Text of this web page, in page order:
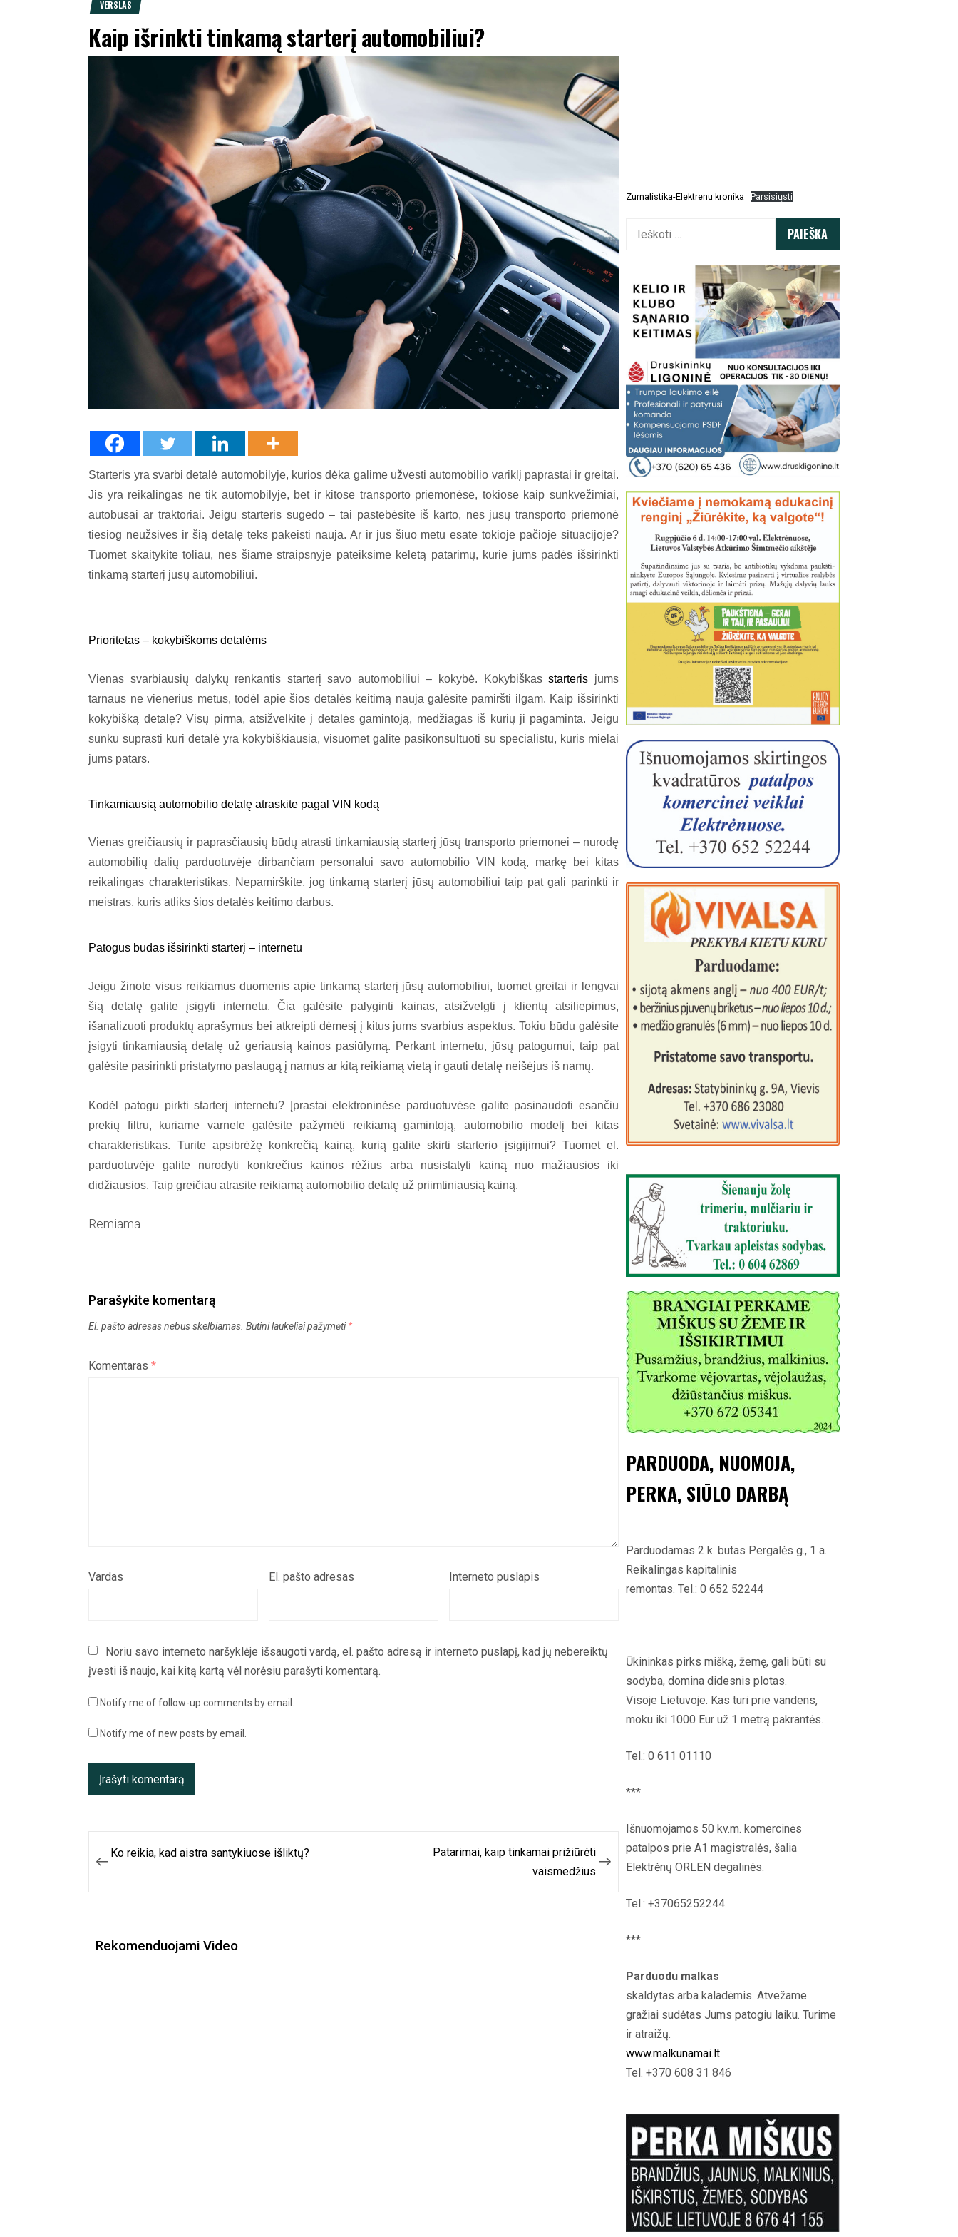
VERSLAS
Kaip išrinkti tinkamą starterį automobiliui?
Starteris yra svarbi detalė automobilyje, kurios dėka galime užvesti automobilio variklį paprastai ir greitai.
Jis yra reikalingas ne tik automobilyje, bet ir kitose transporto priemonėse, tokiose kaip sunkvežimiai,
autobusai ar traktoriai. Jeigu starteris sugedo – tai pastebėsite iš karto, nes jūsų transporto priemonė
tiesiog neužsives ir šią detalę teks pakeisti nauja. Ar ir jūs šiuo metu esate tokioje pačioje situacijoje?
Tuomet skaitykite toliau, nes šiame straipsnyje pateiksime keletą patarimų, kurie jums padės išsirinkti
tinkamą starterį jūsų automobiliui.
Prioritetas – kokybiškoms detalėms
Vienas svarbiausių dalykų renkantis starterį savo automobiliui – kokybė. Kokybiškasstarteris jums
tarnaus ne vienerius metus, todėl apie šios detalės keitimą nauja galėsite pamiršti ilgam. Kaip išsirinkti
kokybišką detalę? Visų pirma, atsižvelkite į detalės gamintoją, medžiagas iš kurių ji pagaminta. Jeigu
sunku suprasti kuri detalė yra kokybiškiausia, visuomet galite pasikonsultuoti su specialistu, kuris mielai
jums patars.
Tinkamiausią automobilio detalę atraskite pagal VIN kodą
Vienas greičiausių ir paprasčiausių būdų atrasti tinkamiausią starterį jūsų transporto priemonei – nurodę
automobilių dalių parduotuvėje dirbančiam personalui savo automobilio VIN kodą, markę bei kitas
reikalingas charakteristikas. Nepamirškite, jog tinkamą starterį jūsų automobiliui taip pat gali parinkti ir
meistras, kuris atliks šios detalės keitimo darbus.
Patogus būdas išsirinkti starterį – internetu
Jeigu žinote visus reikiamus duomenis apie tinkamą starterį jūsų automobiliui, tuomet greitai ir lengvai
šią detalę galite įsigyti internetu. Čia galėsite palyginti kainas, atsižvelgti į klientų atsiliepimus,
išanalizuoti produktų aprašymus bei atkreipti dėmesį į kitus jums svarbius aspektus. Tokiu būdu galėsite
įsigyti tinkamiausią detalę už geriausią kainos pasiūlymą. Perkant internetu, jūsų patogumui, taip pat
galėsite pasirinkti pristatymo paslaugą į namus ar kitą reikiamą vietą ir gauti detalę neišėjus iš namų.
Kodėl patogu pirkti starterį internetu? Įprastai elektroninėse parduotuvėse galite pasinaudoti esančiu
prekių filtru, kuriame varnele galėsite pažymėti reikiamą gamintoją, automobilio modelį bei kitas
charakteristikas. Turite apsibrėžę konkrečią kainą, kurią galite skirti starterio įsigijimui? Tuomet el.
parduotuvėje galite nurodyti konkrečius kainos rėžius arba nusistatyti kainą nuo mažiausios iki
didžiausios. Taip greičiau atrasite reikiamą automobilio detalę už priimtiniausią kainą.
Remiama
Parašykite komentarą
El. pašto adresas nebus skelbiamas. Būtini laukeliai pažymėti*
Komentaras*
Vardas El. pašto adresas Interneto puslapis
Noriu savo interneto naršyklėje išsaugoti vardą, el. pašto adresą ir interneto puslapį, kad jų nebereiktų
įvesti iš naujo, kai kitą kartą vėl norėsiu parašyti komentarą.
Notify me of follow-up comments by email.
Notify me of new posts by email.
Navigacija
Ko reikia, kad aistra santykiuose išliktų?
Patarimai, kaip tinkamai prižiūrėti
vaismedžius
Rekomenduojami Video
Zurnalistika-Elektrenu kronika Parsisiųsti
Ieškoti:
PARDUODA, NUOMOJA,
PERKA, SIŪLO DARBĄ
Parduodamas 2 k. butas Pergalės g., 1 a.
Reikalingas kapitalinis
remontas. Tel.: 0 652 52244
Ūkininkas pirks mišką, žemę, gali būti su
sodyba, domina didesnis plotas.
Visoje Lietuvoje. Kas turi prie vandens,
moku iki 1000 Eur už 1 metrą pakrantės.
Tel.: 0 611 01110
***
Išnuomojamos 50 kv.m. komercinės
patalpos prie A1 magistralės, šalia
Elektrėnų ORLEN degalinės.
Tel.: +37065252244.
***
Parduodu malkas
skaldytas arba kaladėmis. Atvežame
gražiai sudėtas Jums patogiu laiku. Turime
ir atraižų.
www.malkunamai.lt
Tel. +370 608 31 846